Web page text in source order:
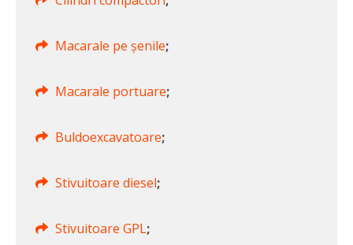
Macarale pe șenile;
Macarale portuare;
Buldoexcavatoare;
Stivuitoare diesel;
Stivuitoare GPL;